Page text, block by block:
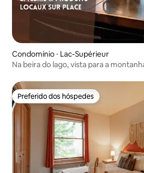
Condomínio ⋅ Lac-Supérieur
Na beira do lago, vista para a
Preferido dos hóspedes
Preferido dos hóspedes